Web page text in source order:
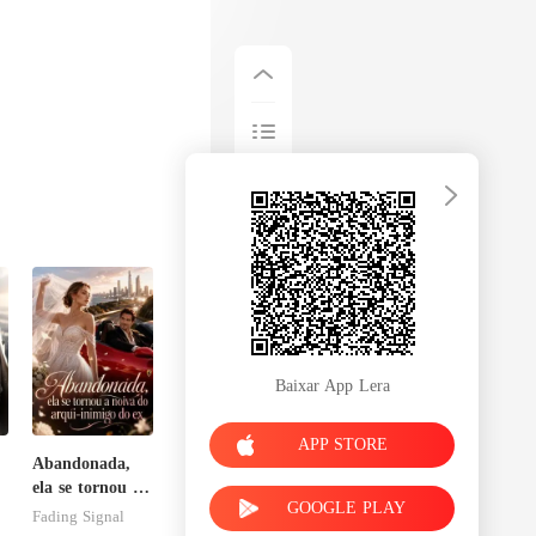
Abandonada,
ela se tornou a
noiva do arqui-
Fading Signal
Baixar App Lera
APP STORE
GOOGLE PLAY